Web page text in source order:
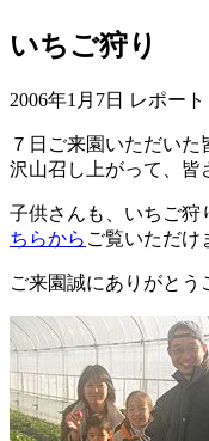
いちご狩り
2006年1月7日 レポート
７日ご来園いただい
沢山召し上がって、皆
子供さんも、いちご狩
ちらから ご覧いただけ
ご来園誠にありがとう